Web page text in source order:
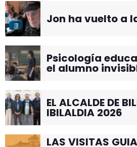
Jon ha vuelto a
Psicología
el alumno
EL ALCALDE DE
IBILALDIA 2026
LAS VISITAS